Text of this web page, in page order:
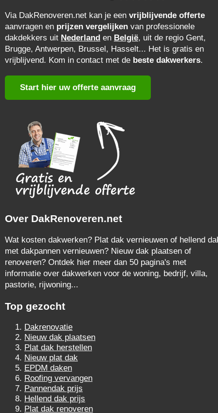
Via DakRenoveren.net kan je een vrijblijvende offerte
aanvragen en prijzen vergelijken van professionele
dakdekkers uit Nederland en België, uit de regio Gent,
Brugge, Antwerpen, Brussel, Hasselt... Het is gratis en
vrijblijvend. Kom in contact met de beste dakwerkers.
Start hier uw offerte aanvraag
Over DakRenoveren.net
Wat kosten dakwerken? Plat dak vernieuwen of hellend
met dakpannen vernieuwen? Nieuw dak plaatsen of
renoveren? Ontdek hier meer dan 50 pagina's met
informatie over dakwerken voor de woning, bedrijf, villa,
pastorie, rijwoning...
Top gezocht
Dakrenovatie
Nieuw dak plaatsen
Plat dak herstellen
Nieuw plat dak
EPDM daken
Roofing vervangen
Pannendak prijs
Hellend dak prijs
Plat dak renoveren